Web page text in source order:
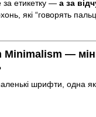
за етикетку — а за
які “говорять
Minimalism —
шрифти, одна